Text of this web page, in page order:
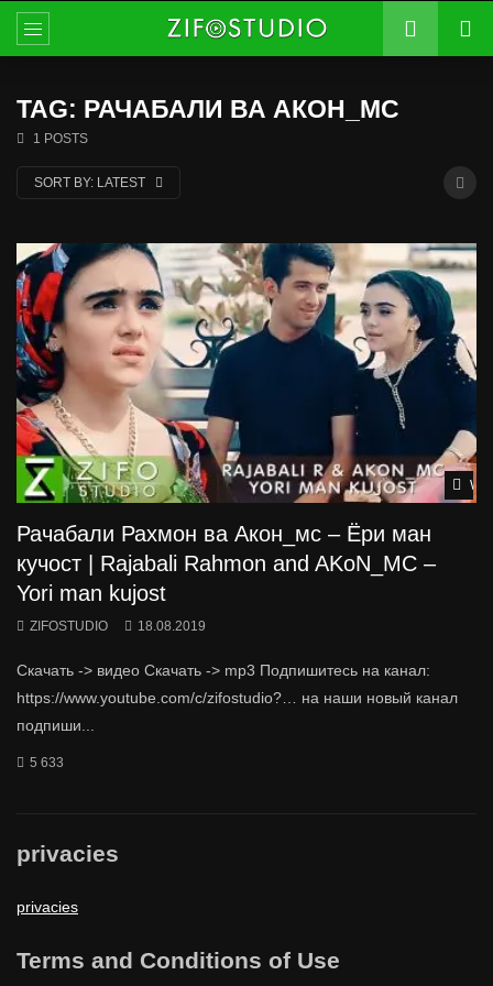
TAG: РАЧАБАЛИ ВА АКОН_МС
1 POSTS
SORT BY: LATEST
Рачабали Рахмон ва Акон_мс – Ёри ман
кучост | Rajabali Rahmon and AKoN_MC –
Yori man kujost
ZIFOSTUDIO 18.08.2019
Скачать -> видео Скачать -> mp3 Подпишитесь на канал:
https://www.youtube.com/c/zifostudio?… на наши новый канал
подпиши...
5 633
privacies
privacies
Terms and Conditions of Use